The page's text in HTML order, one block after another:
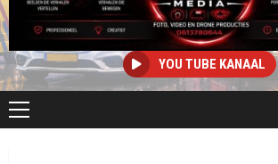
YOU TUBE KANAAL
Primair